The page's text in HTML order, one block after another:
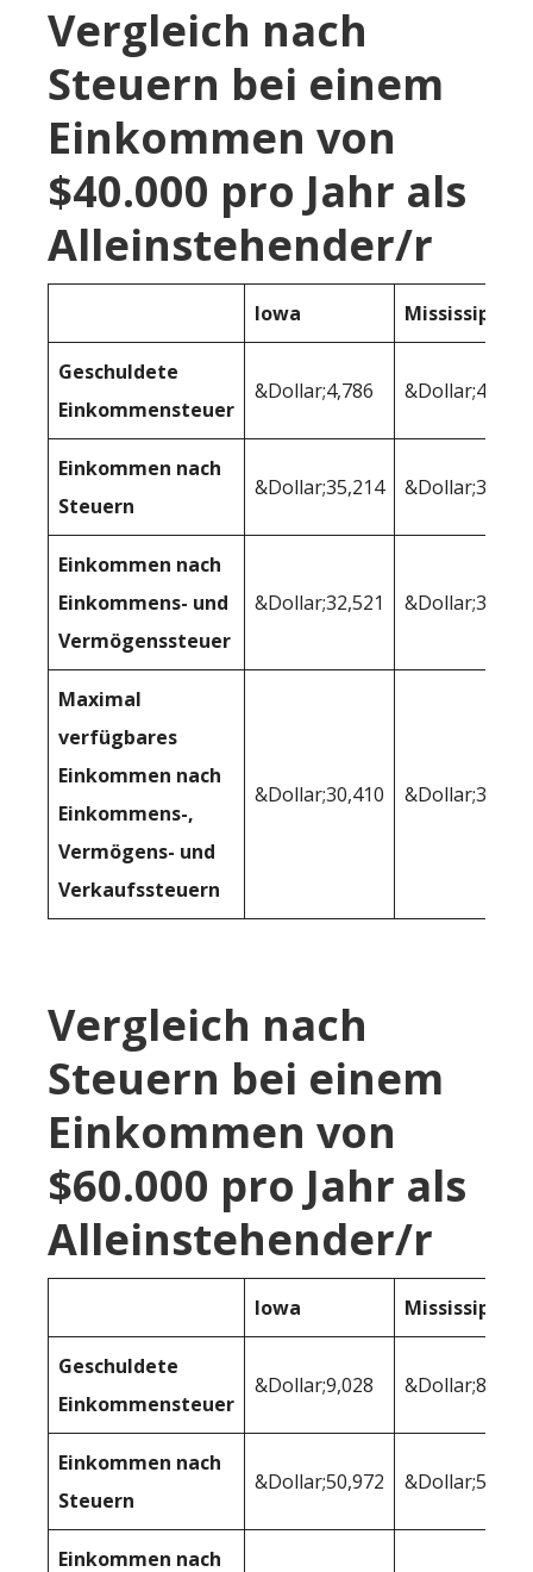
Vergleich nach
Steuern bei einem
Einkommen von
$40.000 pro Jahr als
Alleinstehender/r
Iowa Mississippi
Geschuldete
Einkommensteuer
&Dollar;4,786 &Dollar;4,325
Einkommen nach
Steuern
&Dollar;35,214 &Dollar;35,675
Einkommen nach
Einkommens- und
Vermögenssteuer
&Dollar;32,521 &Dollar;34,729
Maximal
verfügbares
Einkommen nach
Einkommens-,
Vermögens- und
Verkaufssteuern
&Dollar;30,410 &Dollar;32,436
Vergleich nach
Steuern bei einem
Einkommen von
$60.000 pro Jahr als
Alleinstehender/r
Iowa Mississippi
Geschuldete
Einkommensteuer
&Dollar;9,028 &Dollar;8,253
Einkommen nach
Steuern
&Dollar;50,972 &Dollar;51,747
Einkommen nach